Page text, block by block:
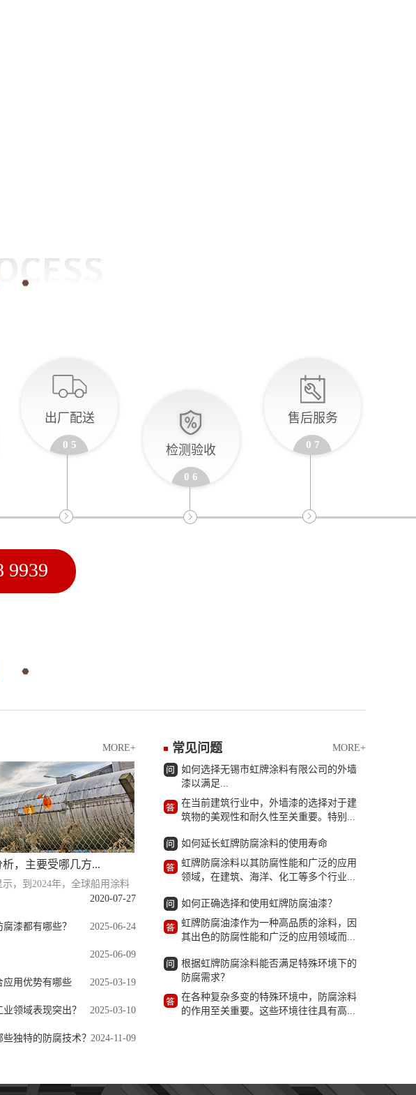
出厂配送
0 5 检测验收
0 6
售后服务
0 7
9939
MORE+
，主要受哪几方...
，到2024年，全球船用涂料
2020-07-27
漆都有哪些？ 2025-06-24
2025-06-09
应用优势有哪些 2025-03-19
领域表现突出？ 2025-03-10
些独特的防腐技术？2024-11-09
常见问题 MORE+
如何选择无锡市虹牌涂料有限公司的外墙
漆以满足...
在当前建筑行业中，外墙漆的选择对于建
筑物的美观性和耐久性至关重要。特别...
如何延长虹牌防腐涂料的使用寿命
虹牌防腐涂料以其防腐性能和广泛的应用
领域，在建筑、海洋、化工等多个行业...
如何正确选择和使用虹牌防腐油漆？
虹牌防腐油漆作为一种高品质的涂料，因
其出色的防腐性能和广泛的应用领域而...
根据虹牌防腐涂料能否满足特殊环境下的
防腐需求？
在各种复杂多变的特殊环境中，防腐涂料
的作用至关重要。这些环境往往具有高...